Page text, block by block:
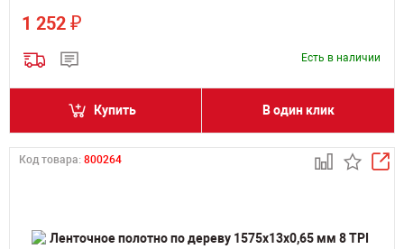
1 252 ₽
Есть в наличии
Купить В один клик
Код товара: 800264